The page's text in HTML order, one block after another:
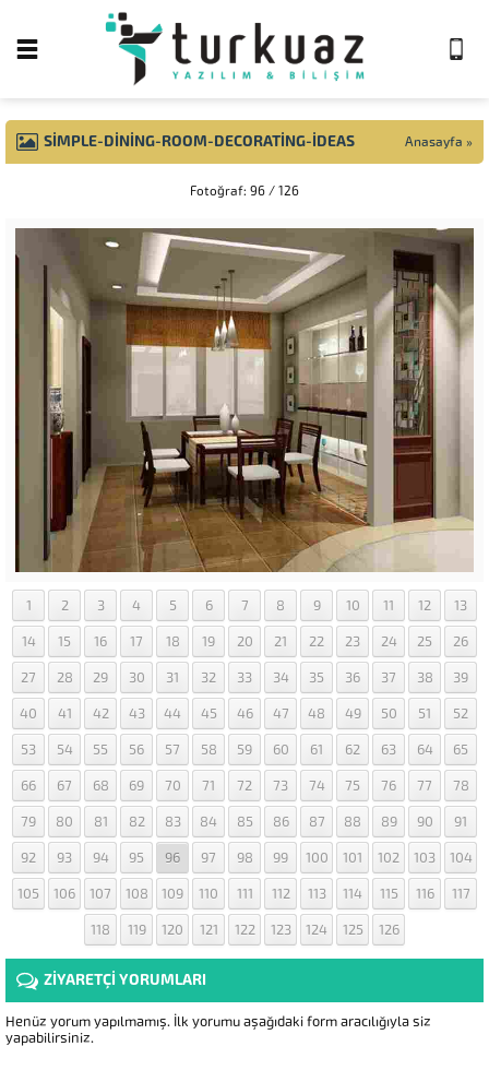
SIMPLE-DINING-ROOM-DECORATING-IDEAS Anasayfa »
Fotoğraf: 96 / 126
1 2 3 4 5 6 7 8 9 10 11 12 13
14 15 16 17 18 19 20 21 22 23 24 25 26
27 28 29 30 31 32 33 34 35 36 37 38 39
40 41 42 43 44 45 46 47 48 49 50 51 52
53 54 55 56 57 58 59 60 61 62 63 64 65
66 67 68 69 70 71 72 73 74 75 76 77 78
79 80 81 82 83 84 85 86 87 88 89 90 91
92 93 94 95 96 97 98 99 100 101 102 103 104
105 106 107 108 109 110 111 112 113 114 115 116 117
118 119 120 121 122 123 124 125 126
ZİYARETÇİ YORUMLARI
Henüz yorum yapılmamış. İlk yorumu aşağıdaki form aracılığıyla siz
yapabilirsiniz.